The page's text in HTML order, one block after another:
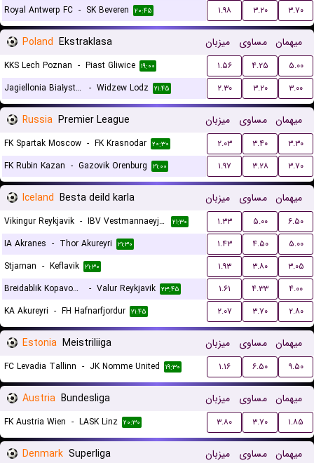
Royal Antwerp FC - SK Beveren ۲۰:۴۵ ۱.۹۸ ۳.۲۰ ۳.۷۰
Poland Ekstraklasa میزبان مساوی میهمان
KKS Lech Poznan - Piast Gliwice ۱۹:۰۰ ۱.۵۶ ۴.۲۵
۵.۰۰
Jagiellonia Białystok
- Widzew Lodz ۲۱:۴۵ ۲.۳۰ ۳.۲۰ ۳.۰۰
Russia Premier League میزبان مساوی میهمان
FK Spartak Moscow - FK Krasnodar ۲۰:۳۰ ۲.۰۳ ۳.۴۰
۳.۳۰
FK Rubin Kazan - Gazovik Orenburg ۲۱:۰۰ ۱.۹۷ ۳.۲۸ ۳.۷۰
Iceland Besta deild karla میزبان مساوی میهمان
Vikingur Reykjavik - IBV Vestmannaeyjar ۲۱:۳۰ ۱.۳۳ ۵.۰۰
۶.۵۰
IA Akranes - Thor Akureyri ۲۱:۳۰ ۱.۴۳ ۴.۵۰
۵.۰۰
Stjarnan - Keflavik ۲۱:۳۰ ۱.۹۳ ۳.۸۰
۳.۰۵
Breidablik Kopavogur
- Valur Reykjavik ۲۳:۴۵ ۱.۶۱ ۴.۳۳
۴.۰۰
KA Akureyri - FH Hafnarfjordur ۲۱:۴۵ ۲.۰۷ ۳.۷۰ ۲.۸۰
Estonia Meistriliiga میزبان مساوی میهمان
FC Levadia Tallinn - JK Nomme United ۱۹:۳۰ ۱.۱۶ ۶.۵۰ ۹.۵۰
Austria Bundesliga میزبان مساوی میهمان
FK Austria Wien - LASK Linz ۲۰:۳۰ ۳.۸۰ ۳.۷۰ ۱.۸۵
Denmark Superliga میزبان مساوی میهمان